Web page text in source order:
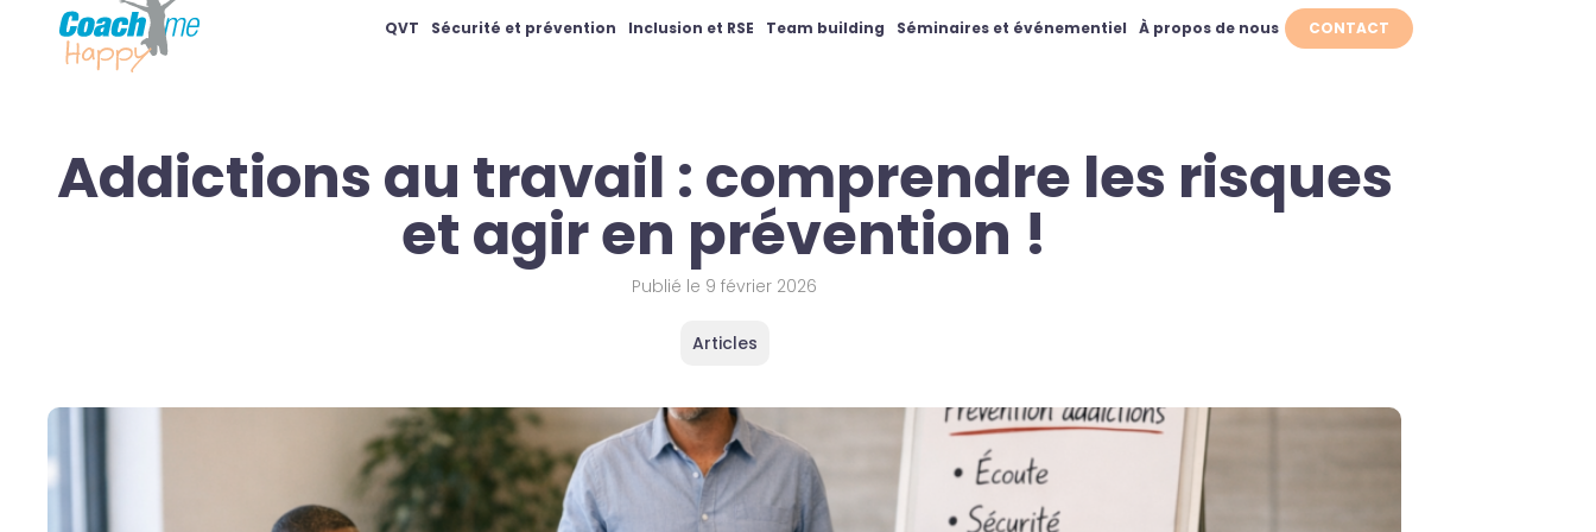
QVT Sécurité et prévention Inclusion et RSE Team building Séminaires et événementiel À propos de nous CONTACT
Addictions au travail : comprendre les risques
et agir en prévention !
Publié le 9 février 2026
Articles